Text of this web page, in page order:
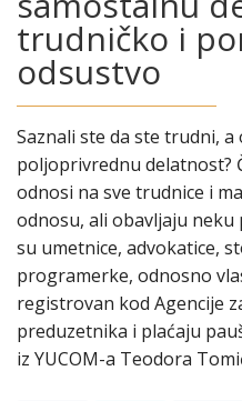
trudničko i
odsustvo
Saznali ste da ste trudni,
poljoprivrednu delatnost?
odnosi na sve trudnice i
odnosu, ali obavljaju
su umetnice, advokatice,
programerke, odnosno
registrovan kod Agencije
preduzetnika i plaćaju
iz YUCOM-a Teodora